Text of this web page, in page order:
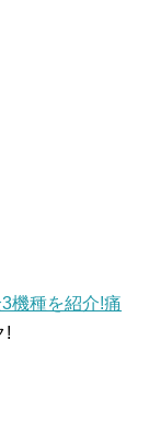
3機種を紹介!痛
!